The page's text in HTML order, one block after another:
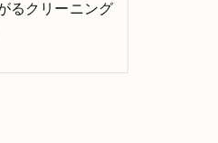
るクリーニング